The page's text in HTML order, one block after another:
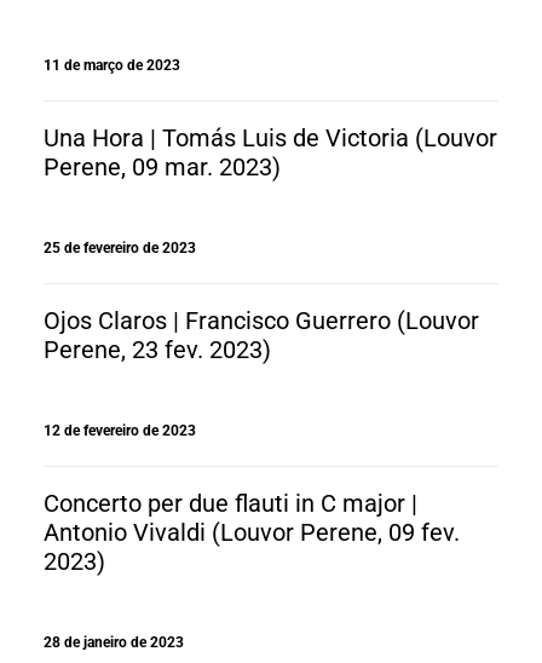
11 de março de 2023
Una Hora | Tomás Luis de Victoria (Louvor
Perene, 09 mar. 2023)
25 de fevereiro de 2023
Ojos Claros | Francisco Guerrero (Louvor
Perene, 23 fev. 2023)
12 de fevereiro de 2023
Concerto per due flauti in C major |
Antonio Vivaldi (Louvor Perene, 09 fev.
2023)
28 de janeiro de 2023